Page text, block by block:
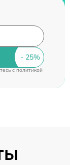
cполитикой